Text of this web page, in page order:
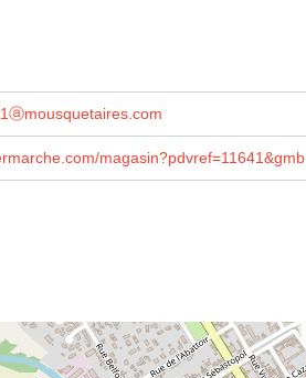
magasin?pdvref=11641&gmb